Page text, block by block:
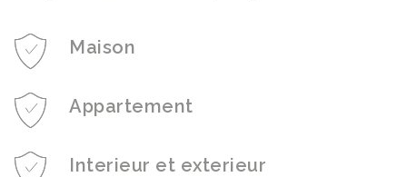
Maison
Appartement
Interieur et exterieur